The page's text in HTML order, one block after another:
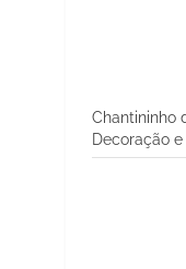
Chantininho
Decoração